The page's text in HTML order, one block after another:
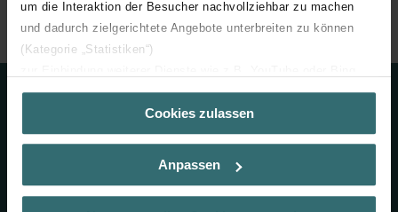
um die Interaktion der Besucher nachvollziehbar zu machen
und dadurch zielgerichtete Angebote unterbreiten zu können
(Kategorie „Statistiken“)
(Kategorie „Marketing“)
Über „Details zeigen“ bzw. die Datenschutzerklärung erhalten
Sie weitere Informationen. Durch die Auswahl der Kategorie
der Auswahl von „Statistiken“ willigen Sie ein, dass wir Ihren
Besuchsverlauf auf unserer Website verwenden, um Ihnen die
Cookies zulassen
Anpassen
Zehnder Group Unternehmen
Organisation
+41 (0) 62 855 15 00